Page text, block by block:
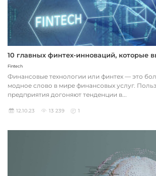
10 главных финтех-инноваций, которые
Fintech
Финансовые технологии или финтех — это
модное слово в мире финансовых услуг.
предприятия догоняют тенденции в...
12.10.23 13 239 1